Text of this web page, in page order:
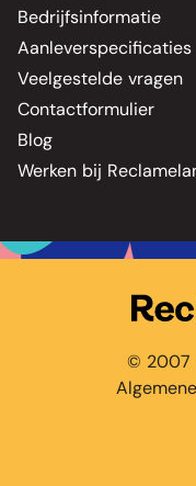
Bedrijfsinformatie
Aanleverspecificaties
Veelgestelde vragen
Contactformulier
Blog
Werken bij
© 2007